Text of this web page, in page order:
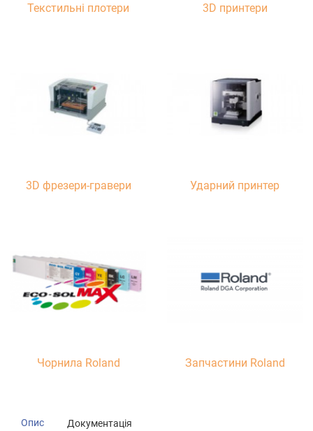
Текстильні плотери 3D принтери
3D фрезери-гравери Ударний принтер
Чорнила Roland Запчастини Roland
Опис Документація